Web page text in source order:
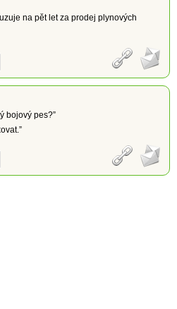
na pět let za prodej plynových
bojový pes?”